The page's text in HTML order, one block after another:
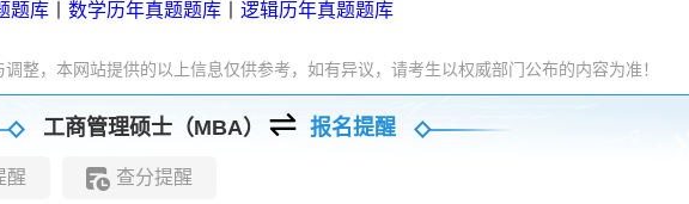
题库 数学历年真题题库 逻辑历年真题题库
整，本网站提供的以上信息仅供参考，如有异议，请考生以权威部门公布的内容为准！
工商管理硕士（MBA） 报名提醒
醒 查分提醒